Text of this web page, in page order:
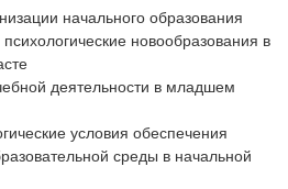
начального образования
новообразования в
деятельности в младшем
условия обеспечения
среды в начальной